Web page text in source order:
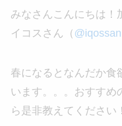
みなさんこんにちは！
イコスさん（ @iqossan
春になるとなんだか食
います。。。おすすめ
ら是非教えてください